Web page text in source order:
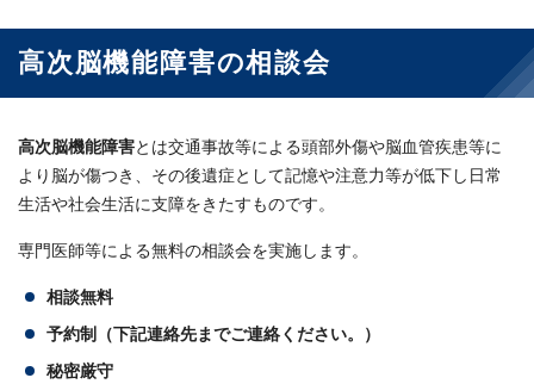
高次脳機能障害の相談会
高次脳機能障害とは交通事故等による頭部外傷や脳血管疾患等に
より脳が傷つき、その後遺症として記憶や注意力等が低下し日常
生活や社会生活に支障をきたすものです。
専門医師等による無料の相談会を実施します。
相談無料
予約制（下記連絡先までご連絡ください。）
秘密厳守